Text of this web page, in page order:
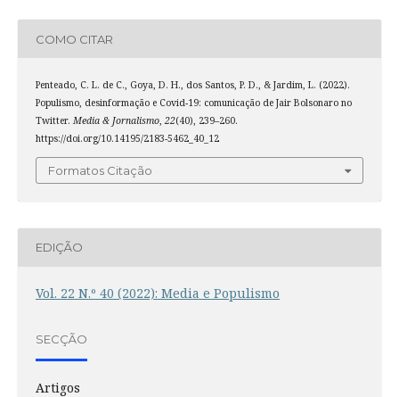
COMO CITAR
Penteado, C. L. de C., Goya, D. H., dos Santos, P. D., & Jardim, L. (2022).
Populismo, desinformação e Covid-19: comunicação de Jair Bolsonaro no
Twitter. Media & Jornalismo, 22(40), 239–260.
https://doi.org/10.14195/2183-5462_40_12
Formatos Citação
EDIÇÃO
Vol. 22 N.º 40 (2022): Media e Populismo
SECÇÃO
Artigos